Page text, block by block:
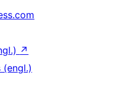
↗
(engl.)